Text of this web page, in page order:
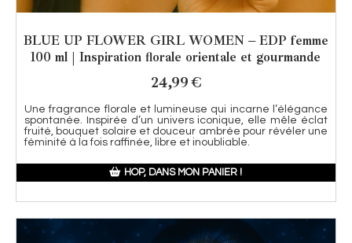
BLUE UP FLOWER GIRL WOMEN – EDP femme
100 ml | Inspiration florale orientale et gourmande
24,99€
Une fragrance florale et lumineuse qui incarne l’élégance
spontanée. Inspirée d’un univers iconique, elle mêle éclat
fruité, bouquet solaire et douceur ambrée pour révéler une
féminité à la fois raffinée, libre et inoubliable.
HOP, DANS MON PANIER !